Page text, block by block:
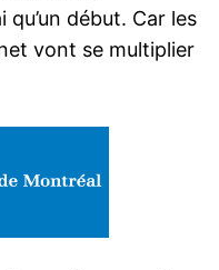
début. Car les
vont se multiplier